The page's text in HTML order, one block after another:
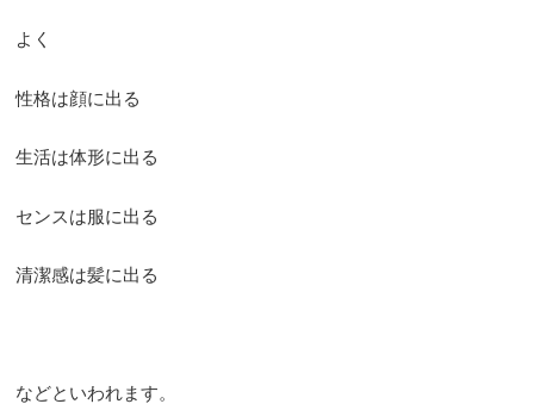
よく
性格は顔に出る
生活は体形に出る
センスは服に出る
清潔感は髪に出る
などといわれます。